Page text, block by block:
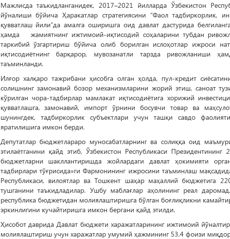
Мажлисда таъкидланганидек, 2017–2021 йилларда Ўзбекистон
йўналиши бўйича Ҳаракатлар стратегиясини “Фаол тадбиркорлик,
қувватлаш йили”да амалга оширишга оид давлат дастурида
ҳамда жамиятнинг ижтимоий-иқтисодий соҳаларини тубдан
таркибий ўзгартириш бўйича олиб борилган ислоҳотлар ижроси
иқтисодиётнинг барқарор, мувозанатли тарзда ривожланиши
таъминланди.
Илғор халқаро тажрибани ҳисобга олган ҳолда, пул-кредит
солишнинг замонавий бозор механизмларини жорий этиш, саноат
кўрилган чора-тадбирлар мамлакат иқтисодиётига хорижий
қувватлашга, замонавий, импорт ўрнини босувчи товар ва
шунингдек, тадбиркорлик субъектлари учун ташқи савдо
яратилишига имкон берди.
Депутатлар бюджетлараро муносабатларнинг ва солиққа оид
этилаётганини қайд этиб, Ўзбекистон Республикаси
бюджетларни шакллантиришда жойлардаги давлат ҳокимияти
тадбирлари тўғрисида»ги Фармонининг ижросини таъминлаш
Республикаси, вилоятлар ва Тошкент шаҳар маҳаллий бюджетига
тушганини таъкидладилар. Ушбу маблағлар аҳолининг реал
республика бюджетидан молиялаштиришга бўлган боғлиқликни
эркинлигини кучайтиришга имкон бергани қайд этилди.
Ҳисобот даврида Давлат бюджети харажатларининг ижтимоий
молиялаштириш учун харажатлар умумий ҳажмининг 53,4 фоизи